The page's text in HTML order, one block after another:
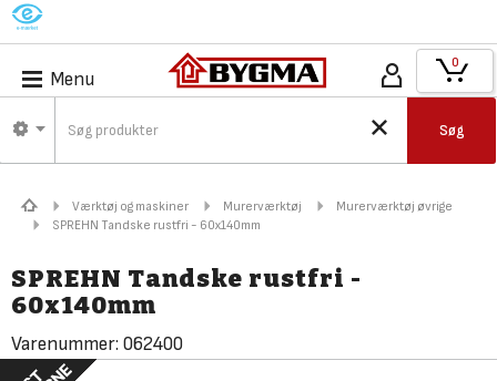
M
Menu
Søg
0
Værktøj og maskiner Murerværktøj
Murerværktøj øvrige
SPREHN Tandske rustfri - 60x140mm
SPREHN Tandske rustfri -
60x140mm
Varenummer: 062400